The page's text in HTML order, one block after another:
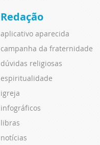
Redação
aplicativo aparecida
campanha da fraternidade
dúvidas religiosas
espiritualidade
igreja
infográficos
libras
notícias